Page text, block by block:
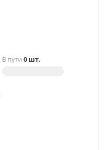
В пути 0 шт.